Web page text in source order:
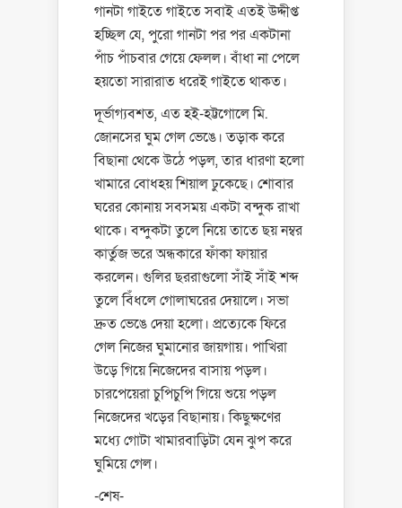
গানটা গাইতে গাইতে সবাই এতই উদ্দীপ্ত
হচ্ছিল যে, পুরো গানটা পর পর একটানা
পাঁচ পাঁচবার গেয়ে ফেলল। বাঁধা না পেলে
হয়তো সারারাত ধরেই গাইতে থাকত।
দূর্ভাগ্যবশত, এত হই-হট্টগোলে মি.
জোনসের ঘুম গেল ভেঙে। তড়াক করে
বিছানা থেকে উঠে পড়ল, তার ধারণা হলো
খামারে বোধহয় শিয়াল ঢুকেছে। শোবার
ঘরের কোনায় সবসময় একটা বন্দুক রাখা
থাকে। বন্দুকটা তুলে নিয়ে তাতে ছয় নম্বর
কার্তুজ ভরে অন্ধকারে ফাঁকা ফায়ার
করলেন। গুলির ছররাগুলো সাঁই সাঁই শব্দ
তুলে বিঁধলে গোলাঘরের দেয়ালে। সভা
দ্রুত ভেঙে দেয়া হলো। প্রত্যেকে ফিরে
গেল নিজের ঘুমানোর জায়গায়। পাখিরা
উড়ে গিয়ে নিজেদের বাসায় পড়ল।
চারপেয়েরা চুপিচুপি গিয়ে শুয়ে পড়ল
নিজেদের খড়ের বিছানায়। কিছুক্ষণের
মধ্যে গোটা খামারবাড়িটা যেন ঝুপ করে
ঘুমিয়ে গেল।
-শেষ-